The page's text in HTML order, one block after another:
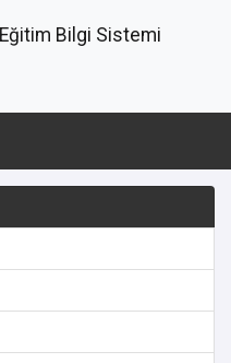
Eğitim Bilgi Sistemi